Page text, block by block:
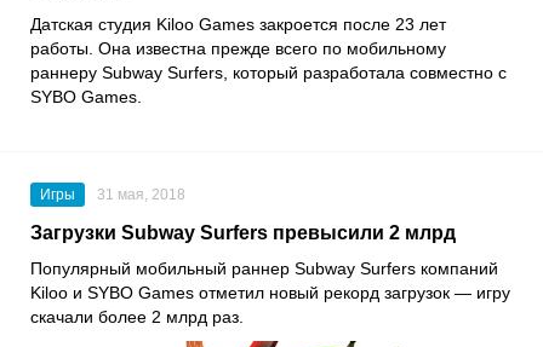
Датская студия Kiloo Games закроется после 23 лет
работы. Она известна прежде всего по мобильному
раннеру Subway Surfers , который разработала совместно с
SYBO Games
Игры 31 мая, 2018
Загрузки Subway Surfers превысили 2 млрд
Популярный мобильный раннер Subway Surfers компаний
Kiloo и SYBO Games отметил новый рекорд загрузок — игру
скачали более 2 млрд раз.